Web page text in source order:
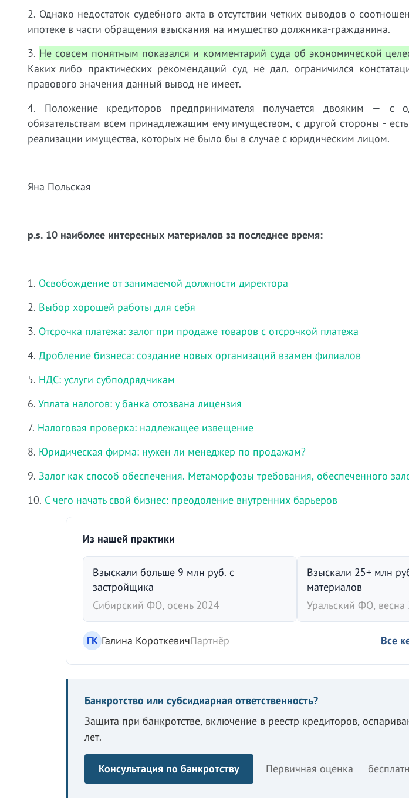
2. Однако недостаток судебного акта в отсутствии четких выводов о
ипотеке в части обращения взыскания на имущество должника-гражданина.
3. Не совсем понятным показался и комментарий суда об экономической
Каких-либо практических рекомендаций суд не дал, ограничился
правового значения данный вывод не имеет.
4. Положение кредиторов предпринимателя получается двояким — с
обязательствам всем принадлежащим ему имуществом, с другой стороны -
реализации имущества, которых не было бы в случае с юридическим лицом.
Яна Польская
p.s. 10 наиболее интересных материалов за последнее время:
1. Освобождение от занимаемой должности директора
2. Выбор хорошей работы для себя
3. Отсрочка платежа: залог при продаже товаров с отсрочкой платежа
4. Дробление бизнеса: создание новых организаций взамен филиалов
5. НДС: услуги субподрядчикам
6. Уплата налогов: у банка отозвана лицензия
7. Налоговая проверка: надлежащее извещение
8. Юридическая фирма: нужен ли менеджер по продажам?
9. Залог как способ обеспечения. Метаморфозы требования, обеспеченного
10. С чего начать свой бизнес: преодоление внутренних барьеров
Из нашей практики
Взыскали больше 9 млн руб. с
застройщика
Сибирский ФО, осень 2024
Взыскали 25+ млн
материалов
Уральский ФО, весна
ГК Галина КороткевичПартнёр Все
Банкротство или субсидиарная ответственность?
Защита при банкротстве, включение в реестр кредиторов,
лет.
Консультация по банкротству Первичная оценка —